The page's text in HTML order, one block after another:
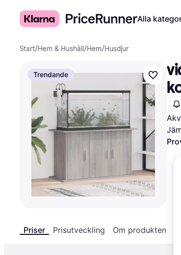
Alla
Start/Hem & Hushåll /Hem/Husdjur
Trendande
Priser Prisutveckling Om produkten